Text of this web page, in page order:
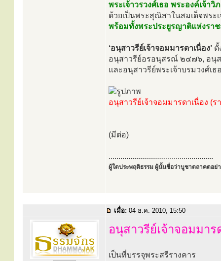
พระเจ้าวรวงศ์เธอ พระองค์เจ้าวิ
ด้วยเป็นพระสุณิสาในสมเด็จพระ
พร้อมทั้งพระประยูรญาติแห่งราช
‘อนุสาวรีย์เจ้าจอมมารดาเนื่อง’ ตั้
อนุสาวรีย์อรอนุสรณ์ ๒๔๗๖, อนุ
และอนุสาวรีย์พระเจ้าบรมวงศ์เ
อนุสาวรีย์เจ้าจอมมารดาเนื่อง (
(มีต่อ)
.....................................................
ผู้ใดประพฤติธรรม ผู้นั้นชื่อว่าบูชาตถาคตอย่า
เมื่อ: 04 ธ.ค. 2010, 15:50
อนุสาวรีย์เจ้าจอมมาร
เป็นที่บรรจุพระสรีรางคาร